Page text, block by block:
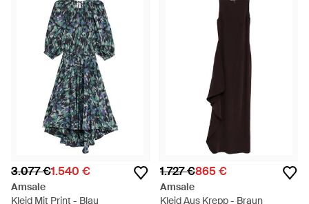
3.077 €1.540 €
Amsale
Kleid Mit Print - Blau
1.727 €865 €
Amsale
Kleid Aus Krepp - Braun